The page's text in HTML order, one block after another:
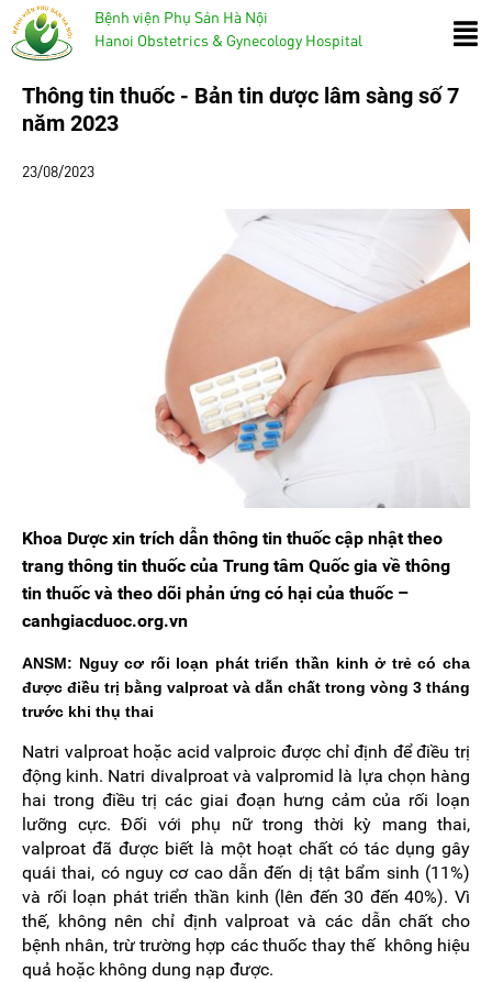
Bệnh viện Phụ Sản Hà Nội
Hanoi Obstetrics & Gynecology Hospital
Thông tin thuốc - Bản tin dược lâm sàng số 7
năm 2023
23/08/2023
Khoa Dược xin trích dẫn thông tin thuốc cập nhật theo
trang thông tin thuốc của Trung tâm Quốc gia về thông
tin thuốc và theo dõi phản ứng có hại của thuốc –
canhgiacduoc.org.vn
ANSM: Nguy cơ rối loạn phát triển thần kinh ở trẻ có cha
được điều trị bằng valproat và dẫn chất trong vòng 3 tháng
trước khi thụ thai
Natri valproat hoặc acid valproic được chỉ định để điều trị
động kinh. Natri divalproat và valpromid là lựa chọn hàng
hai trong điều trị các giai đoạn hưng cảm của rối loạn
lưỡng cực. Đối với phụ nữ trong thời kỳ mang thai,
valproat đã được biết là một hoạt chất có tác dụng gây
quái thai, có nguy cơ cao dẫn đến dị tật bẩm sinh (11%)
và rối loạn phát triển thần kinh (lên đến 30 đến 40%). Vì
thế, không nên chỉ định valproat và các dẫn chất cho
bệnh nhân, trừ trường hợp các thuốc thay thế không hiệu
quả hoặc không dung nạp được.